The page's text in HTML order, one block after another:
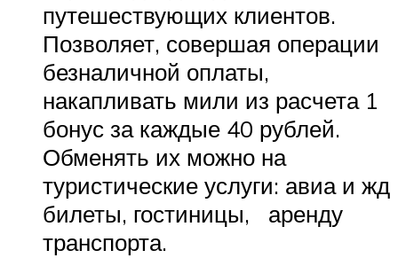
путешествующих клиентов.
Позволяет, совершая операции
безналичной оплаты,
накапливать мили из расчета 1
бонус за каждые 40 рублей.
Обменять их можно на
туристические услуги: авиа и жд
билеты, гостиницы, аренду
транспорта.